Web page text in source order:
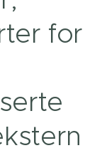
for